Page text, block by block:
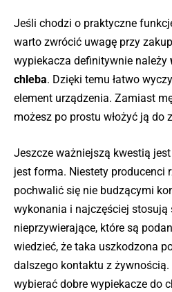
Jeśli chodzi o praktyczne
warto zwrócić uwagę przy
wypiekacza definitywnie należy
chleba. Dzięki temu łatwo
element urządzenia. Zamiast
możesz po prostu włożyć ją do
Jeszcze ważniejszą kwestią
jest forma. Niestety producenci
pochwalić się nie budzącymi
wykonania i najczęściej stosują
nieprzywierające, które są
wiedzieć, że taka uszkodzona
dalszego kontaktu z
wybierać dobre wypiekacze do